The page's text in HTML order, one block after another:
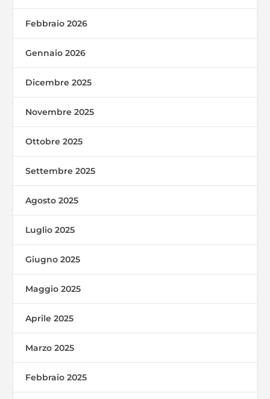
Febbraio 2026
Gennaio 2026
Dicembre 2025
Novembre 2025
Ottobre 2025
Settembre 2025
Agosto 2025
Luglio 2025
Giugno 2025
Maggio 2025
Aprile 2025
Marzo 2025
Febbraio 2025